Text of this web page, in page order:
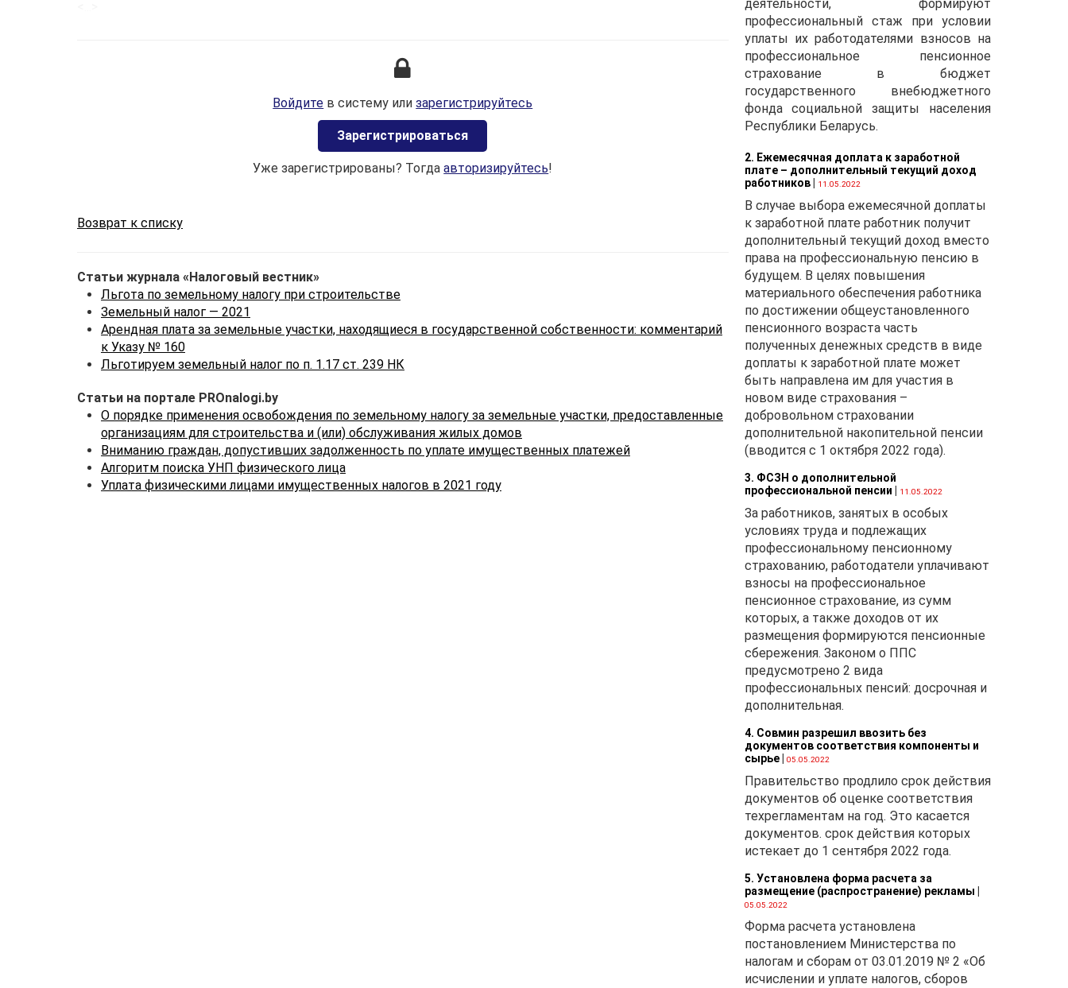
Рассмотрим категории лиц, имеющих право на полное
освобождение от уплаты вышеназванных налогов в
п. 7 ст. 239
земельного налога имеют физические лица:
1) военнослужащие срочной военной службы;
Льгота применяется в отношении всех предоставленных
инвалиды I и II группы;
НК).
Льгота применяется в отношении земельных участков,
хозяйства, огородничества, коллективного садоводства,
Войдите в систему илизарегистрируйтесь
Зaрегистрироваться
Уже зарегистрированы? Тогдаавторизируйтесь!
Возврат к списку
Статьи журнала «Налоговый вестник»
Льгота по земельному налогу при строительстве
Земельный налог — 2021
Арендная плата за земельные участки, находящиеся в государственной собственности: комментарий
к Указу № 160
Льготируем земельный налог по п. 1.17 ст. 239 НК
Статьи на портале PROnalogi.by
О порядке применения освобождения по земельному налогу за земельные участки, предоставленные
организациям для строительства и (или) обслуживания жилых домов
Вниманию граждан, допустивших задолженность по уплате имущественных платежей
Алгоритм поиска УНП физического лица
Уплата физическими лицами имущественных налогов в 2021 году
деятельности, формируют
профессиональный стаж при условии
уплаты их работодателями взносов на
профессиональное пенсионное
страхование в бюджет
государственного внебюджетного
фонда социальной защиты населения
Республики Беларусь.
2. Ежемесячная доплата к заработной
плате – дополнительный текущий доход
работников| 11.05.2022
В случае выбора ежемесячной доплаты
к заработной плате работник получит
дополнительный текущий доход вместо
права на профессиональную пенсию в
будущем. В целях повышения
материального обеспечения работника
по достижении общеустановленного
пенсионного возраста часть
полученных денежных средств в виде
доплаты к заработной плате может
быть направлена им для участия в
новом виде страхования –
добровольном страховании
дополнительной накопительной пенсии
(вводится с 1 октября 2022 года).
3. ФСЗН о дополнительной
профессиональной пенсии
11.05.2022
За работников, занятых в особых
условиях труда и подлежащих
профессиональному пенсионному
страхованию, работодатели уплачивают
взносы на профессиональное
пенсионное страхование, из сумм
которых, а также доходов от их
размещения формируются пенсионные
сбережения. Законом о ППС
предусмотрено 2 вида
профессиональных пенсий: досрочная и
дополнительная.
4. Совмин разрешил ввозить без
документов соответствия компоненты и
сырье| 05.05.2022
Правительство продлило срок действия
документов об оценке соответствия
техрегламентам на год. Это касается
документов. срок действия которых
истекает до 1 сентября 2022 года.
5. Установлена форма расчета за
размещение (распространение) рекламы
05.05.2022
Форма расчета установлена
постановлением Министерства по
налогам и сборам от 03.01.2019 № 2 «Об
исчислении и уплате налогов, сборов